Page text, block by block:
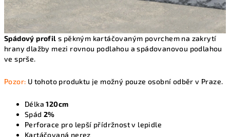
Spádový profil s pěkným kartáčovaným povrchem na zakrytí
hrany dlažby mezi rovnou podlahou a spádovanovou podlahou
ve sprše.
Pozor: U tohoto produktu je možný pouze osobní odběr v Praze.
Délka120cm
Spád 2%
Perforace pro lepší přídržnost v lepidle
Kartáčovaná nerez